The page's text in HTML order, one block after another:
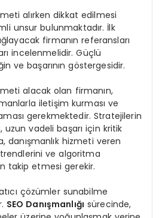
alırken dikkat edilmesi
unsur bulunmaktadır. İlk
firmanın referansları
incelenmelidir. Güçlü
ve başarının göstergesidir.
alacak olan firmanın,
iletişim kurması ve
gerekmektedir. Stratejilerin
uzun vadeli başarı için kritik
danışmanlık hizmeti veren
ve algoritma
takip etmesi gerekir.
çözümler sunabilme
SEO Danışmanlığı sürecinde,